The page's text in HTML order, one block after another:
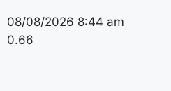
08/08/2026 8:44 am